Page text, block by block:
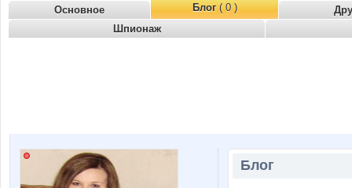
Основное Блог( 0 )
Шпионаж
Блог